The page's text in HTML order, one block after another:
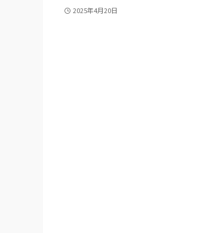
2025年4月20日